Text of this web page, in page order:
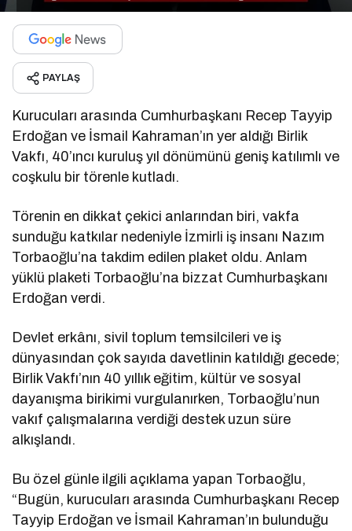
PAYLAŞ
Kurucuları arasında Cumhurbaşkanı Recep Tayyip
Erdoğan ve İsmail Kahraman’ın yer aldığı Birlik
Vakfı, 40’ıncı kuruluş yıl dönümünü geniş katılımlı ve
coşkulu bir törenle kutladı.
Törenin en dikkat çekici anlarından biri, vakfa
sunduğu katkılar nedeniyle İzmirli iş insanı Nazım
Torbaoğlu’na takdim edilen plaket oldu. Anlam
yüklü plaketi Torbaoğlu’na bizzat Cumhurbaşkanı
Erdoğan verdi.
Devlet erkânı, sivil toplum temsilcileri ve iş
dünyasından çok sayıda davetlinin katıldığı gecede;
Birlik Vakfı’nın 40 yıllık eğitim, kültür ve sosyal
dayanışma birikimi vurgulanırken, Torbaoğlu’nun
vakıf çalışmalarına verdiği destek uzun süre
alkışlandı.
Bu özel günle ilgili açıklama yapan Torbaoğlu,
“Bugün, kurucuları arasında Cumhurbaşkanı Recep
Tayyip Erdoğan ve İsmail Kahraman’ın bulunduğu